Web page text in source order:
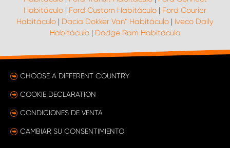
Habitáculo | Ford Custom Habitáculo | Ford Courier
Habitáculo | Dacia Dokker Van* Habitáculo | Iveco Daily
Habitáculo | Dodge Ram Habitáculo
CHOOSE A DIFFERENT COUNTRY
COOKIE DECLARATION
CONDICIONES DE VENTA
CAMBIAR SU CONSENTIMIENTO